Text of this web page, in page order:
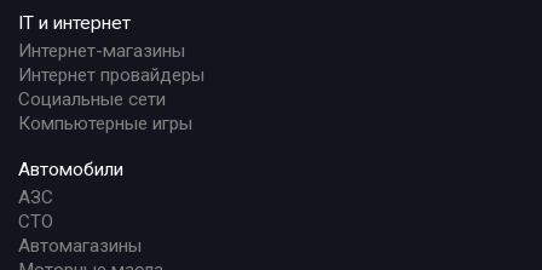
IT и интернет
Интернет-магазины
Интернет провайдеры
Социальные сети
Компьютерные игры
Автомобили
АЗС
СТО
Автомагазины